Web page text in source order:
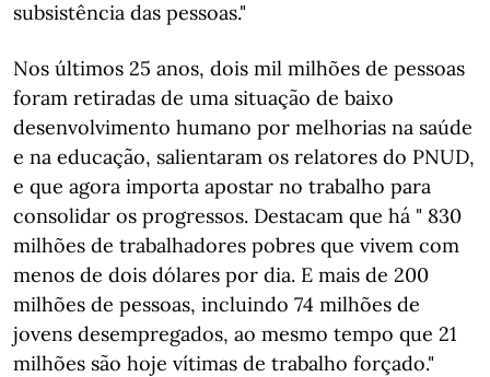
subsistência das pessoas."
Nos últimos 25 anos, dois mil milhões de pessoas
foram retiradas de uma situação de baixo
desenvolvimento humano por melhorias na saúde
e na educação, salientaram os relatores do PNUD,
e que agora importa apostar no trabalho para
consolidar os progressos. Destacam que há " 830
milhões de trabalhadores pobres que vivem com
menos de dois dólares por dia. E mais de 200
milhões de pessoas, incluindo 74 milhões de
jovens desempregados, ao mesmo tempo que 21
milhões são hoje vítimas de trabalho forçado."